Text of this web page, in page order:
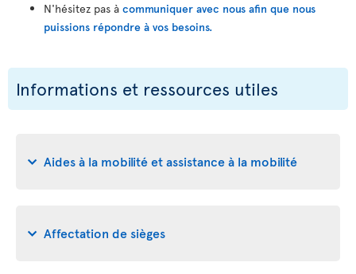
N'hésitez pas à communiquer avec nous afin que nous
puissions répondre à vos besoins.
Informations et ressources utiles
Aides à la mobilité et assistance à la mobilité
Affectation de sièges